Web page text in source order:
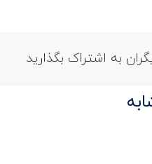
به اشتراک بگذارید